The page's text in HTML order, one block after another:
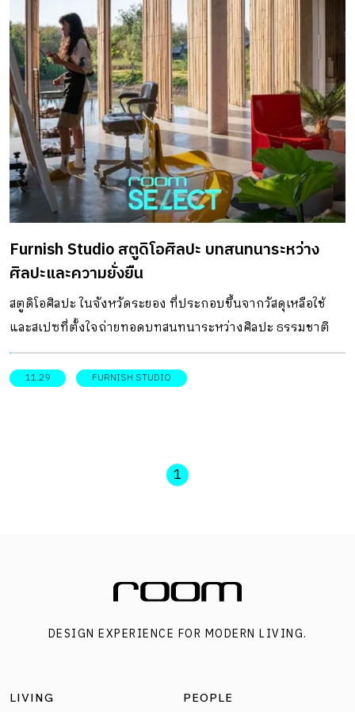
Furnish Studio สตูดิโอศิลปะ บทสนทนาระหว่าง
ศิลปะและความยั่งยืน
สตูดิโอศิลปะ ในจังหวัดระยอง ที่ประกอบขึ้นจากวัสดุเหลือใช้
และสเปซที่ตั้งใจถ่ายทอดบทสนทนาระหว่างศิลปะ ธรรมชาติ
และความยั่งยืน DESIGNER DIRECTORYออกแบบ: 11.29.studio
ออกแบบโดยทีมสถาปนิก 11.29.studio ผู้เริ่มต้นจากการตั้ง
ความหมายใหม่ให้วัสดุที่ถูกละทิ้ง ไม้ไผ่แทนขนสัตว์ห่อหุ้มอาคาร
ทำหน้าที่ส่งเสริมภาพลักษณ์ด้านสายตา และยังช่วยกรองแสง
ภายใน ช่วยให้อาคารอยู่ในสภาวะกึ่งเปิดกึ่งปิด ช่วยพรางสายตา
11.29 FURNISH STUDIO
1
DESIGN EXPERIENCE FOR MODERN LIVING.
LIVING PEOPLE